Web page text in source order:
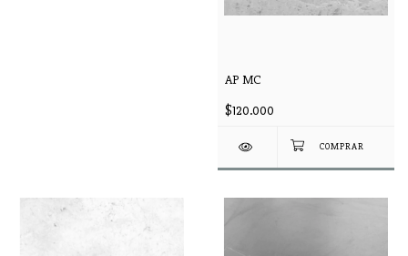
AP MC
$120.000